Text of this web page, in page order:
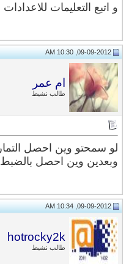
و اتبع التعليمات للاعدادات .
09-09-2012, 10:30 AM
ام عمر
طالب نشيط
لو سمحتو وين احصل
وبعدين وين احصل بالضبط
09-09-2012, 10:34 AM
hotrocky2k
طالب نشيط